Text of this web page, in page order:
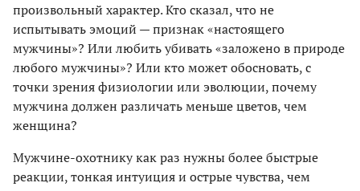
произвольный характер. Кто сказал, что не
испытывать эмоций — признак «настоящего
мужчины»? Или любить убивать «заложено в природе
любого мужчины»? Или кто может обосновать, с
точки зрения физиологии или эволюции, почему
мужчина должен различать меньше цветов, чем
женщина?
Мужчине-охотнику как раз нужны более быстрые
реакции, тонкая интуиция и острые чувства, чем